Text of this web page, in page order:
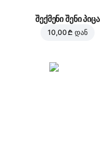
შექმენი შენი პიცა
10,00 ₾ დან